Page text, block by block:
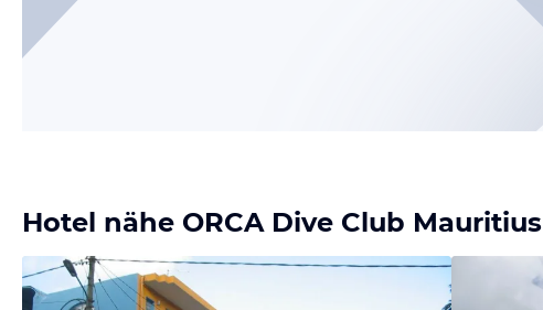
Hotel nähe ORCA Dive Club Mauritius